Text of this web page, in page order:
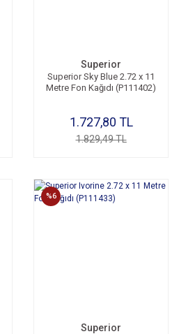
Superior
Superior Sky Blue 2.72 x 11
Metre Fon Kağıdı (P111402)
1.727,80 TL
1.829,49 TL
%6
Superior